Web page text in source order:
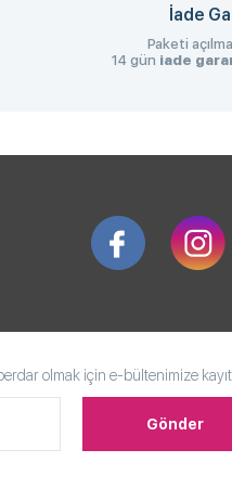
İade
Paketi
14 gün iade
olmak için e-bültenimize kayıt